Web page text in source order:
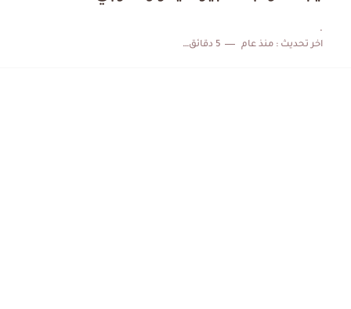
.
اخر تحديث :منذ عام 5 دقائق للقراءة